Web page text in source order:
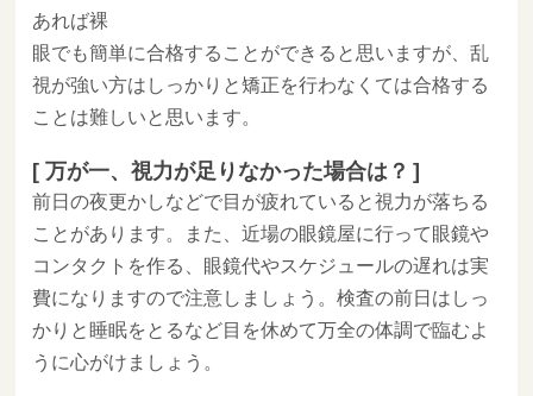
あれば裸
眼でも簡単に合格することができると思いますが、乱
視が強い方はしっかりと矯正を行わなくては合格する
ことは難しいと思います。
万が一、視力が足りなかった場合は？
前日の夜更かしなどで目が疲れていると視力が落ちる
ことがあります。また、近場の眼鏡屋に行って眼鏡や
コンタクトを作る、眼鏡代やスケジュールの遅れは実
費になりますので注意しましょう。検査の前日はしっ
かりと睡眠をとるなど目を休めて万全の体調で臨むよ
うに心がけましょう。